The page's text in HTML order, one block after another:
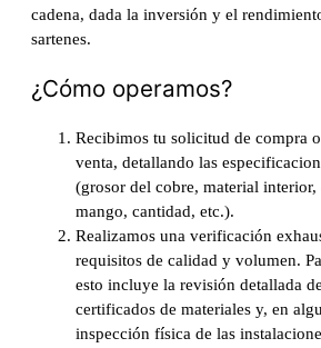
cadena, dada la inversión y el
sartenes.
¿Cómo operamos?
Recibimos tu solicitud de compra
venta, detallando las
(grosor del cobre, material
mango, cantidad, etc.).
Realizamos una verificación
requisitos de calidad y volumen.
esto incluye la revisión detallada
certificados de materiales y, en
inspección física de las